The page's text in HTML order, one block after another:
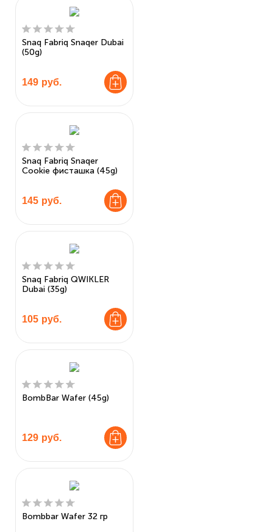
Snaq Fabriq Snaqer Dubai
(50g)
149 руб.
Snaq Fabriq Snaqer
Cookie фисташка (45g)
145 руб.
Snaq Fabriq QWIKLER
Dubai (35g)
105 руб.
BombBar Wafer (45g)
129 руб.
Bombbar Wafer 32 гр